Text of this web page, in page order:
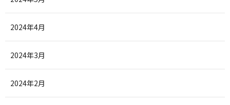
2024年4月
2024年3月
2024年2月